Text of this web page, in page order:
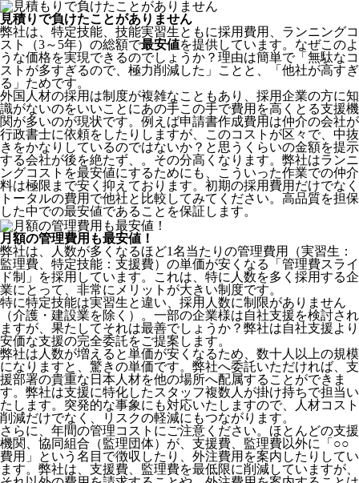
見積りで負けたことがありません
弊社は、特定技能、技能実習生ともに採用費用、ランニングコ
スト（3～5年）の総額で最安値を提供しています。なぜこのよ
うな価格を実現できるのでしょうか？理由は簡単で「無駄なコ
ストが多すぎるので、極力削減した」ことと、
「他社が高すぎ
る」 ためです。
外国人材の採用は制度が複雑なこともあり、採用企業の方に知
識がないのをいいことにあの手この手で費用を高くとる支援機
関が多いのが現状です。例えば申請書作成費用は仲介の会社が
行政書士に依頼をしたりしますが、このコストが区々で、中抜
きをかなりしているのではないか？と思うくらいの金額を提示
する会社が後を絶たず、。その分高くなります。弊社はランニ
ングコストを最安値にするためにも、こういった作業での仲介
料は極限まで安く抑えております。 初期の採用費用だけでなく
トータルの費用で他社と比較してみてください。 高品質を担保
した中での最安値であることを保証します。
月額の管理費用も最安値！
弊社は、
人数が多くなるほど1名当たりの管理費用（実習生：
監理費、特定技能：支援費）の単価が安くなる「管理費スライ
ド制」を採用 しています。これは、特に人数を多く採用する企
業にとって、非常にメリットが大きい制度です。
特に特定技能は実習生と違い、採用人数に制限がありません
（介護・建設業を除く）。一部の企業様は自社支援を検討され
ますが、果たしてそれは最善でしょうか？弊社は自社支援より
安価な支援の完全委託をご提案します。
弊社は人数が増えると単価が安くなるため、数十人以上の規模
になりますと、驚きの単価です。弊社へ委託いただければ、支
援部署の貴重な日本人材を他の場所へ配属することができま
す。弊社は支援に特化したスタッフ複数人が掛け持ちで担当い
たします。突発的な事象にも対応いたしますので、人材コスト
削減だけでなく、リスクの軽減にもつながります。
さらに、年間の管理コストにご注意ください。ほとんどの支援
機関、協同組合（監理団体）が、支援費、監理費以外に「○○
費用」という名目で徴収したり、外注費用を案内したりしてい
ます。弊社は、支援費、監理費を最低限に削減していますが、